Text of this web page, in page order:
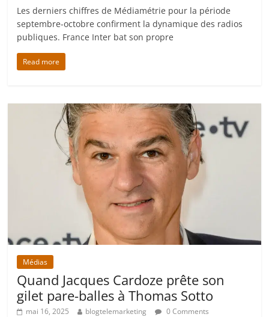
Les derniers chiffres de Médiamétrie pour la période
septembre-octobre confirment la dynamique des radios
publiques. France Inter bat son propre
Read more
Médias
Quand Jacques Cardoze prête son
gilet pare-balles à Thomas Sotto
mai 16, 2025 blogtelemarketing 0 Comments